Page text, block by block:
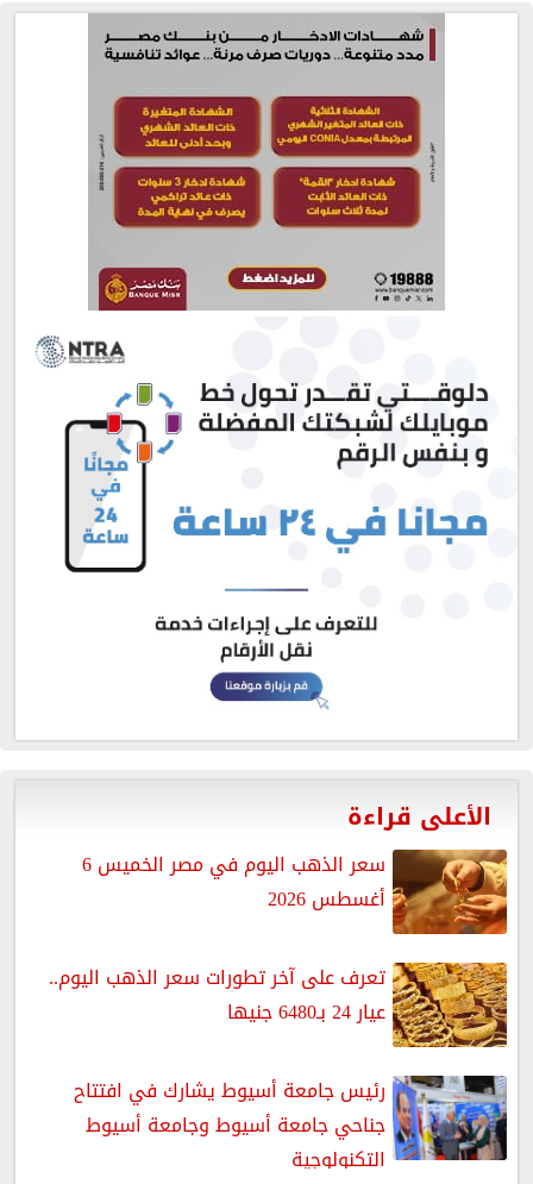
الأعلى قراءة
سعر الذهب اليوم في مصر الخميس 6
أغسطس 2026
تعرف على آخر تطورات سعر الذهب اليوم..
عيار 24 بـ6480 جنيها
رئيس جامعة أسيوط يشارك في افتتاح
جناحي جامعة أسيوط وجامعة أسيوط
التكنولوجية